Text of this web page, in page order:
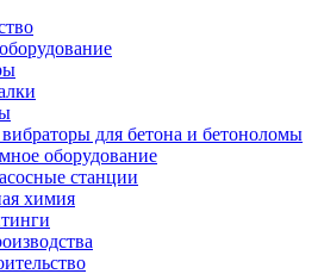
для бетона и бетоноломы
оборудование
станции
химия